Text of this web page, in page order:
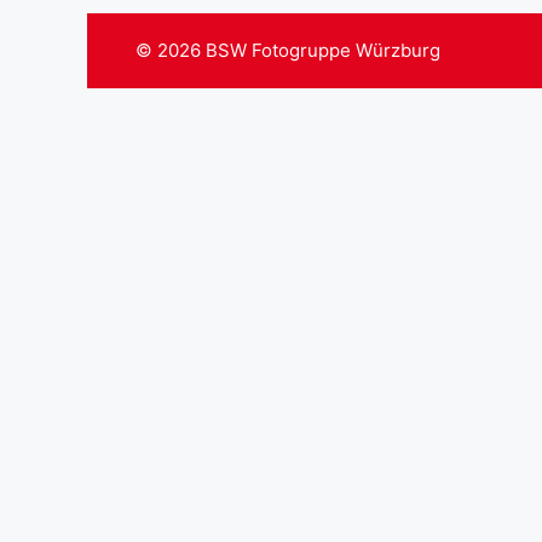
© 2026 BSW Fotogruppe Würzburg